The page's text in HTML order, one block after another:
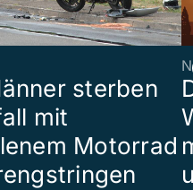
sterben
mit
Motorrad